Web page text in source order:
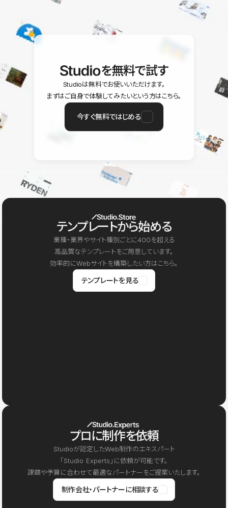
を無料で試す
Studioは無料でお使いいただけます。
まずはご自身で体験してみたいという方はこちら。
今すぐ無料ではじめる
テンプレートから始める
業種・業界やサイト種別ごとに400を超える
高品質なテンプレートをご用意しています。
効率的にWebサイトを構築したい方はこちら。
テンプレートを見る
プロに制作を依頼
Studioが認定したWeb制作のエキスパート
「Studio Experts」に依頼が可能です。
課題や予算に合わせて最適なパートナーをご提案いたします。
制作会社・パートナーに相談する